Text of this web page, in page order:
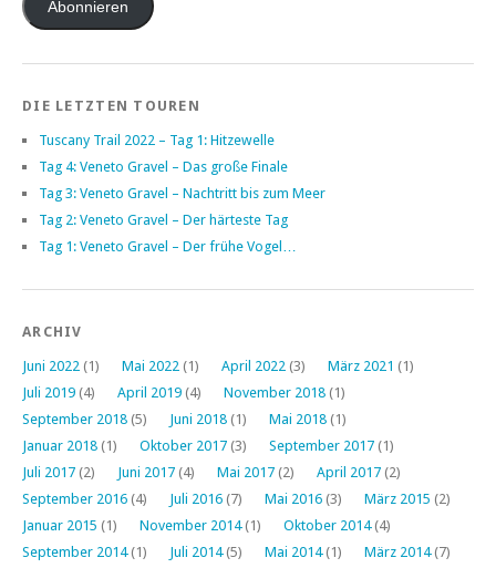
Abonnieren
DIE LETZTEN TOUREN
Tuscany Trail 2022 – Tag 1: Hitzewelle
Tag 4: Veneto Gravel – Das große Finale
Tag 3: Veneto Gravel – Nachtritt bis zum Meer
Tag 2: Veneto Gravel – Der härteste Tag
Tag 1: Veneto Gravel – Der frühe Vogel…
ARCHIV
Juni 2022 (1) Mai 2022 (1) April 2022 (3) März 2021 (1)
Juli 2019 (4) April 2019 (4) November 2018 (1)
September 2018 (5) Juni 2018 (1) Mai 2018 (1)
Januar 2018 (1) Oktober 2017 (3) September 2017 (1)
Juli 2017 (2) Juni 2017 (4) Mai 2017 (2) April 2017 (2)
September 2016 (4) Juli 2016 (7) Mai 2016 (3) März 2015 (2)
Januar 2015 (1) November 2014(1) Oktober 2014(4)
September 2014(1) Juli 2014(5) Mai 2014(1) März 2014(7)